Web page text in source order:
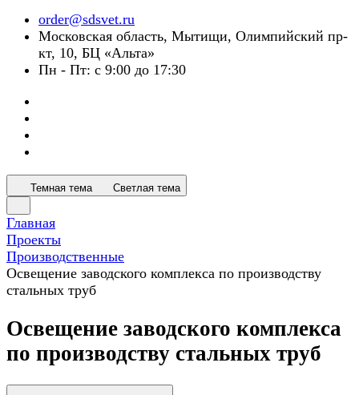
order@sdsvet.ru
Московская область, Мытищи, Олимпийский пр-
кт, 10, БЦ «Альта»
Пн - Пт: с 9:00 до 17:30
Темная тема Светлая тема
Главная
Проекты
Производственные
Освещение заводского комплекса по производству
стальных труб
Освещение заводского комплекса
по производству стальных труб